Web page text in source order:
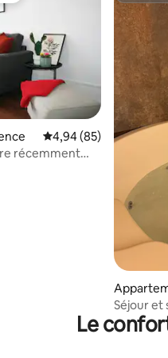
Évaluation moyenne
4,94 (85)
récemment
Séjour et
Le